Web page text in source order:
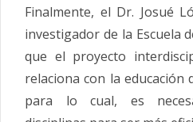
Finalmente, el Dr. Josué
investigador de la Escuela
que el proyecto
relaciona con la educación
para lo cual, es